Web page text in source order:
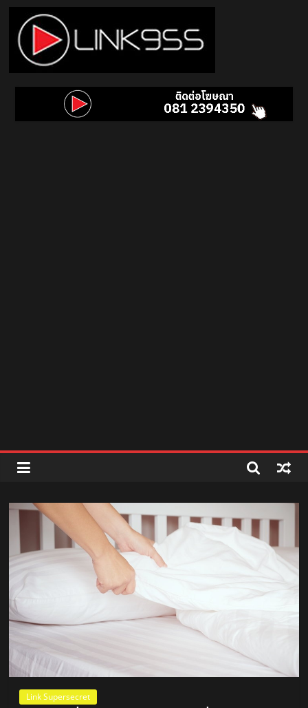
Skip
content
Link
95.5
ลพบุรี
สถานี
ลพบุรี
วิทยุ
FM
ลพบุรี
Link Supersecret